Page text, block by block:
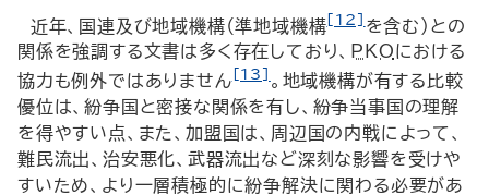
近年、国連及び地域機構（準地域機構[12] を含む）との
関係を強調する文書は多く存在しており、
PKOにおける
協力も例外ではありません [13] 。地域機構が有する比較
優位は、紛争国と密接な関係を有し、紛争当事国の理解
を得やすい点、また、加盟国は、周辺国の内戦によって、
難民流出、治安悪化、武器流出など深刻な影響を受けや
すいため、より一層積極的に紛争解決に関わる必要があ